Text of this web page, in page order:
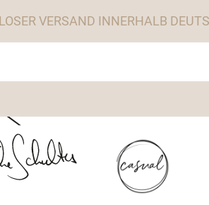
VERSAND INNERHALB